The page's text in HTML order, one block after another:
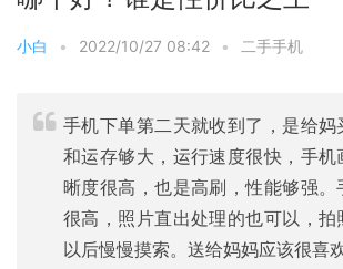
小白 • 2022/10/27 08:42 • 二手手机
手机下单第二天就收到了，是给
和运存够大，运行速度很快，手
晰度很高，也是高刷，性能够强
很高，照片直出处理的也可以，拍
以后慢慢摸索。送给妈妈应该很喜欢